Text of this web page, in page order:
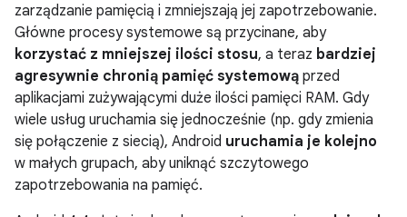
zarządzanie pamięcią i zmniejszają jej zapotrzebowanie.
Główne procesy systemowe są przycinane, aby
korzystać z mniejszej ilości stosu, a teraz bardziej
agresywnie chronią pamięć systemową przed
aplikacjami zużywającymi duże ilości pamięci RAM. Gdy
wiele usług uruchamia się jednocześnie (np. gdy zmienia
się połączenie z siecią), Android uruchamia je kolejno
w małych grupach, aby uniknąć szczytowego
zapotrzebowania na pamięć.